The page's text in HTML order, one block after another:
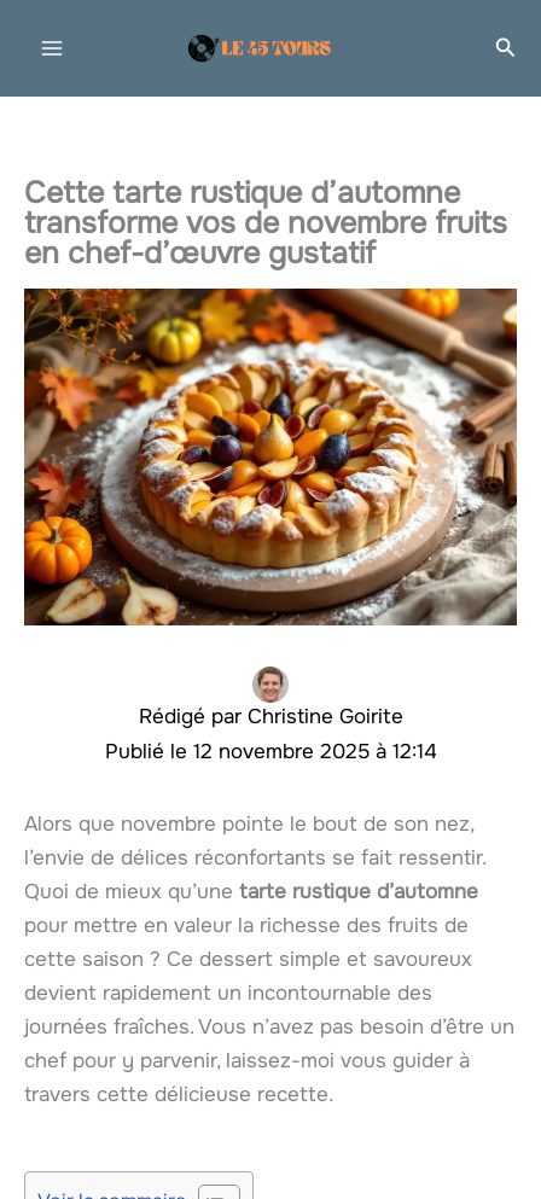
Cette tarte rustique d’automne
transforme vos de novembre fruits
en chef-d’œuvre gustatif
Christine Goirite
12 novembre 2025 à 12:14
Alors que novembre pointe le bout de son nez,
l’envie de délices réconfortants se fait ressentir.
Quoi de mieux qu’une tarte rustique d’automne
pour mettre en valeur la richesse des fruits de
cette saison ? Ce dessert simple et savoureux
devient rapidement un incontournable des
journées fraîches. Vous n’avez pas besoin d’être un
chef pour y parvenir, laissez-moi vous guider à
travers cette délicieuse recette.